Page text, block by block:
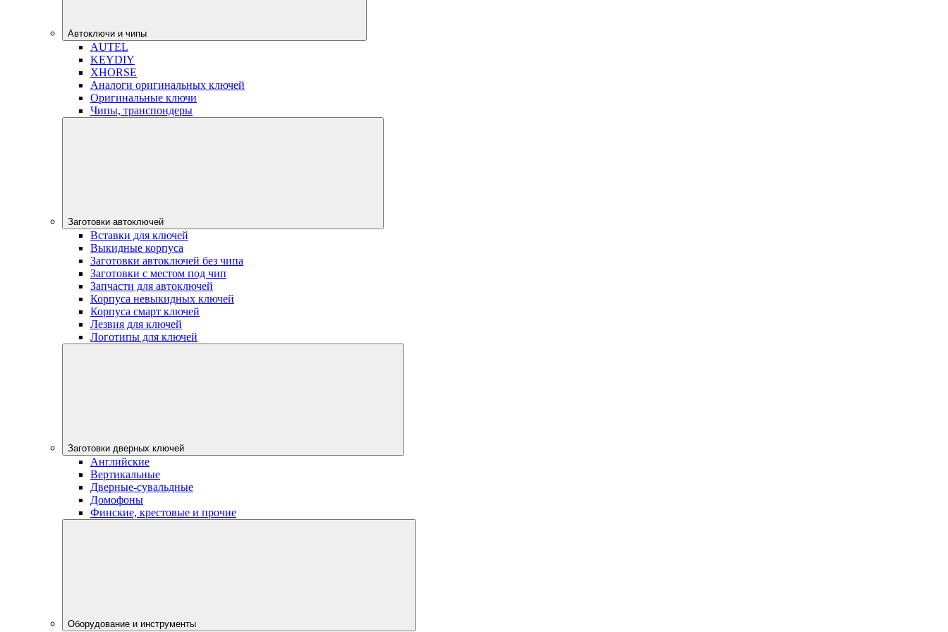
Автоключи и чипы
AUTEL
KEYDIY
XHORSE
Аналоги оригинальных ключей
Оригинальные ключи
Чипы, транспондеры
Заготовки автоключей
Вставки для ключей
Выкидные корпуса
Заготовки автоключей без чипа
Заготовки с местом под чип
Запчасти для автоключей
Корпуса невыкидных ключей
Корпуса смарт ключей
Лезвия для ключей
Логотипы для ключей
Заготовки дверных ключей
Английские
Вертикальные
Дверные-сувальдные
Домофоны
Финские, крестовые и прочие
Оборудование и инструменты